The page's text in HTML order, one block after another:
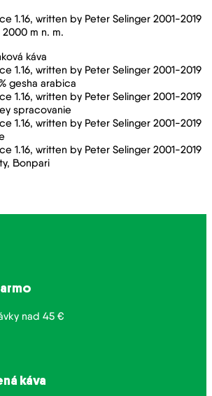
1.16, written by Peter Selinger 2001-2019
2000 m n. m.
káva
1.16, written by Peter Selinger 2001-2019
gesha arabica
1.16, written by Peter Selinger 2001-2019
spracovanie
1.16, written by Peter Selinger 2001-2019
1.16, written by Peter Selinger 2001-2019
Bonpari
nad 45 €
káva